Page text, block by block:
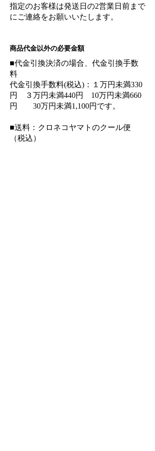
指定のお客様は発送日の2営業日前まで
にご連絡をお願いいたします。
商品代金以外の必要金額
■代金引換決済の場合、代金引換手数
料
代金引換手数料(税込)：１万円未満330
円 ３万円未満440円 10万円未満660
円 30万円未満1,100円です。
■送料：クロネコヤマトのクール便
（税込）